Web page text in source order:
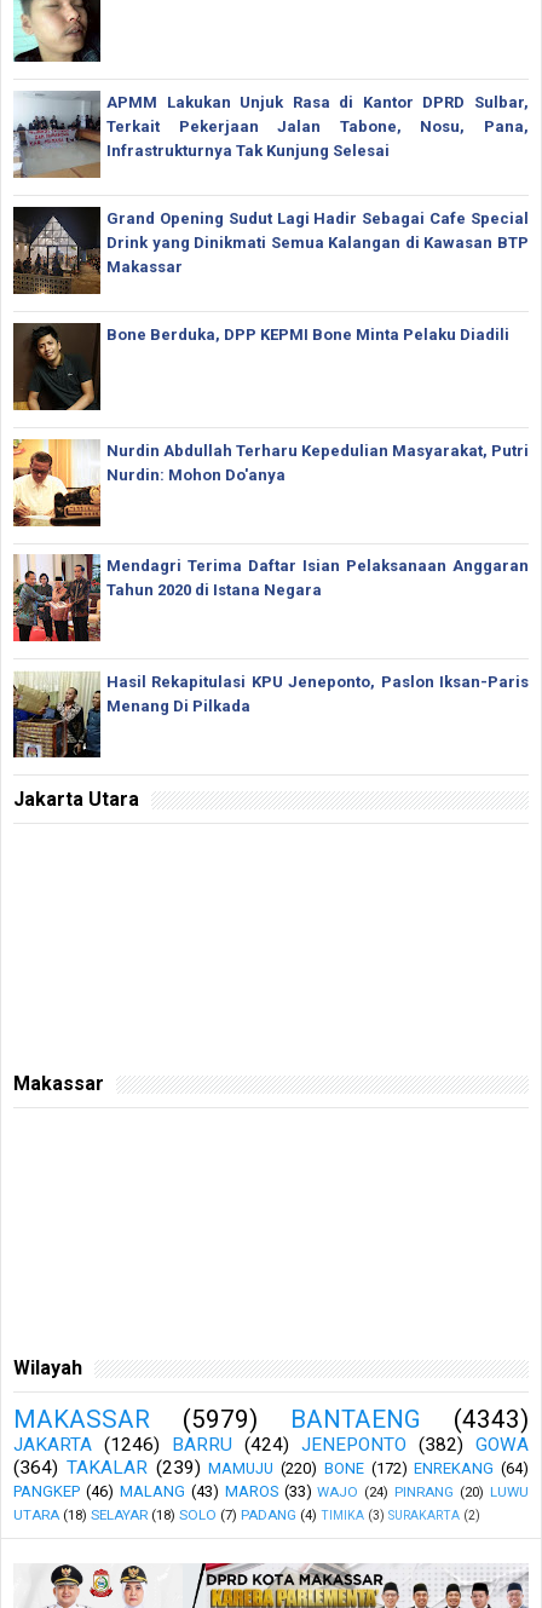
APMM Lakukan Unjuk Rasa di Kantor DPRD Sulbar,
Terkait Pekerjaan Jalan Tabone, Nosu, Pana,
Infrastrukturnya Tak Kunjung Selesai
Grand Opening Sudut Lagi Hadir Sebagai Cafe Special
Drink yang Dinikmati Semua Kalangan di Kawasan BTP
Makassar
Bone Berduka, DPP KEPMI Bone Minta Pelaku Diadili
Nurdin Abdullah Terharu Kepedulian Masyarakat, Putri
Nurdin: Mohon Do'anya
Mendagri Terima Daftar Isian Pelaksanaan Anggaran
Tahun 2020 di Istana Negara
Hasil Rekapitulasi KPU Jeneponto, Paslon Iksan-Paris
Menang Di Pilkada
Jakarta Utara
Makassar
Wilayah
MAKASSAR (5979) BANTAENG (4343)
JAKARTA (1246) BARRU (424) JENEPONTO (382)
GOWA
(364) TAKALAR (239) MAMUJU (220) BONE (172) ENREKANG (64)
PANGKEP (46) MALANG (43) MAROS (33) WAJO (24) PINRANG (20) LUWU
UTARA (18) SELAYAR (18) SOLO (7) PADANG (4) TIMIKA (3) SURAKARTA (2)